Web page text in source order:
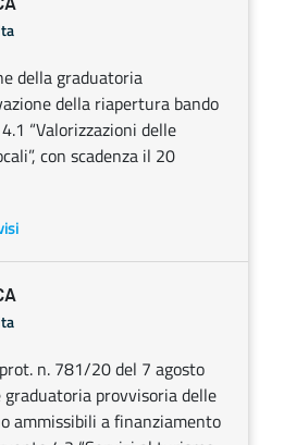
della graduatoria
della riapertura bando
“Valorizzazioni delle
con scadenza il 20
n. 781/20 del 7 agosto
provvisoria delle
ammissibili a finanziamento